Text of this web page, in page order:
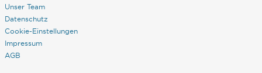
Unser Team
Datenschutz
Cookie-Einstellungen
Impressum
AGB